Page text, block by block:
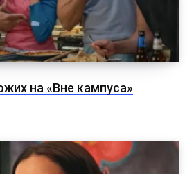
на «Вне кампуса»